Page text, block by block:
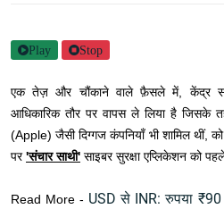
Play Stop
एक तेज़ और चौंकाने वाले फ़ैसले में, केंद्र
आधिकारिक तौर पर वापस ले लिया है जिसके
(Apple) जैसी दिग्गज कंपनियाँ भी शामिल थीं,
पर'संचार साथी' साइबर सुरक्षा एप्लिकेशन को
Read More - USD से INR: रुपया